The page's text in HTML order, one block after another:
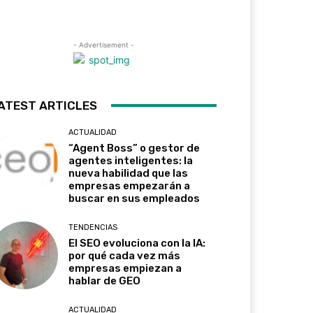
- Advertisement -
ARTICLES
ACTUALIDAD
“Agent Boss” o gestor de
agentes inteligentes: la
nueva habilidad que las
empresas empezarán a
buscar en sus empleados
TENDENCIAS
El SEO evoluciona con la IA:
por qué cada vez más
empresas empiezan a
hablar de GEO
ACTUALIDAD